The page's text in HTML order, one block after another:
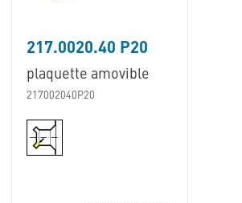
217.0020.40 P20
plaquette amovible
217002040P20